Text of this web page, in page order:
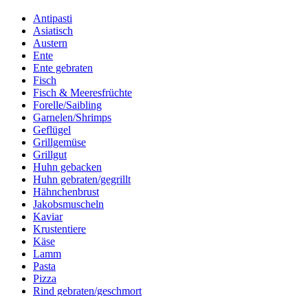
Antipasti
Asiatisch
Austern
Ente
Ente gebraten
Fisch
Fisch & Meeresfrüchte
Forelle/Saibling
Garnelen/Shrimps
Geflügel
Grillgemüse
Grillgut
Huhn gebacken
Huhn gebraten/gegrillt
Hähnchenbrust
Jakobsmuscheln
Kaviar
Krustentiere
Käse
Lamm
Pasta
Pizza
Rind gebraten/geschmort